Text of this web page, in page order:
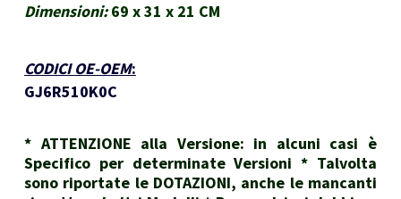
Dimensioni: 69 x 31 x 21 CM
CODICI OE-OEM:
GJ6R510K0C
* ATTENZIONE alla Versione: in alcuni casi è
Specifico per determinate Versioni * Talvolta
sono riportate le DOTAZIONI, anche le mancanti